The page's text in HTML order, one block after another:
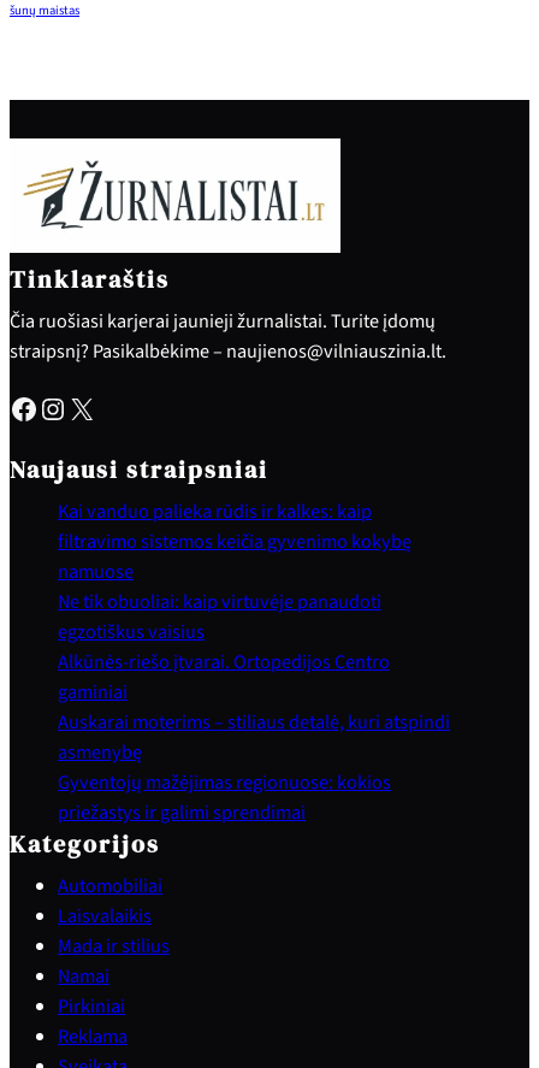
šunų maistas
Tinklaraštis
Čia ruošiasi karjerai jaunieji žurnalistai. Turite įdomų
straipsnį? Pasikalbėkime – naujienos@vilniauszinia.lt.
Facebook Instagram X
Naujausi straipsniai
Kai vanduo palieka rūdis ir kalkes: kaip
filtravimo sistemos keičia gyvenimo kokybę
namuose
Ne tik obuoliai: kaip virtuvėje panaudoti
egzotiškus vaisius
Alkūnės-riešo įtvarai. Ortopedijos Centro
gaminiai
Auskarai moterims – stiliaus detalė, kuri atspindi
asmenybę
Gyventojų mažėjimas regionuose: kokios
priežastys ir galimi sprendimai
Kategorijos
Automobiliai
Laisvalaikis
Mada ir stilius
Namai
Pirkiniai
Reklama